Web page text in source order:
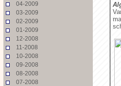
04-2009
03-2009
02-2009
01-2009
12-2008
11-2008
10-2008
09-2008
08-2008
07-2008